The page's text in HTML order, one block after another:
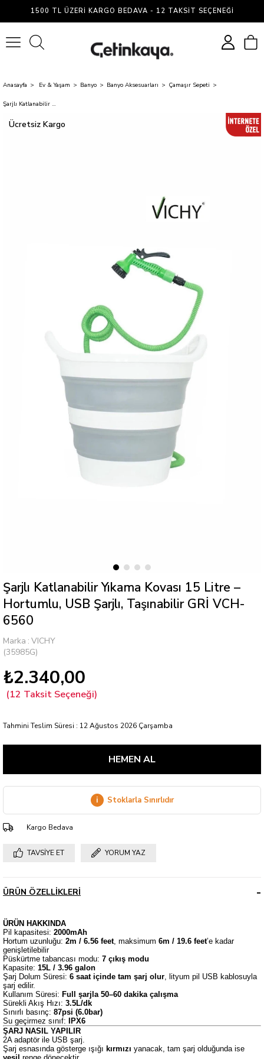
1500 TL ÜZERI KARGO BEDAVA - 12 TAKSIT SEÇENEĞI
Anasayfa Ev & Yaşam Banyo Banyo Aksesuarları Çamaşır Sepeti
Şarjlı Katlanabilir Yıkama Kovası 15 Litre – Hortumlu, USB Şarjlı, Taşınabilir GRİ VCH-6560
Ücretsiz Kargo
Şarjlı Katlanabilir Yıkama Kovası 15 Litre –
Hortumlu, USB Şarjlı, Taşınabilir GRİ VCH-
6560
Marka : VICHY
(35985G)
₺2.340,00
Tahmini Teslim Süresi : 12 Ağustos 2026 Çarşamba
i Stoklarla Sınırlıdır
Kargo Bedava
TAVSIYE ET YORUM YAZ
ÜRÜN ÖZELLIKLERI
ÜRÜN HAKKINDA
Pil kapasitesi: 2000mAh
Hortum uzunluğu: 2m / 6.56 feet, maksimum 6m / 19.6 feet’e kadar
genişletilebilir
Püskürtme tabancası modu: 7 çıkış modu
Kapasite: 15L / 3.96 galon
Şarj Dolum Süresi: 6 saat içinde tam şarj olur , lityum pil USB kablosuyla
şarj edilir.
Kullanım Süresi: Full şarjla 50–60 dakika çalışma
Sürekli Akış Hızı: 3.5L/dk
Sınırlı basınç: 87psi (6.0bar)
Su geçirmez sınıf: IPX6
ŞARJ NASIL YAPILIR
2A adaptör ile USB şarj.
Şarj esnasında gösterge ışığı kırmızı yanacak, tam şarj olduğunda ise